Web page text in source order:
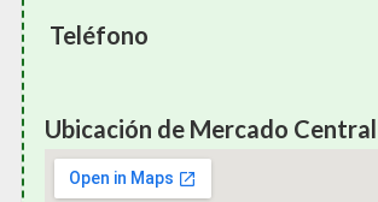
Teléfono
Ubicación de Mercado Central